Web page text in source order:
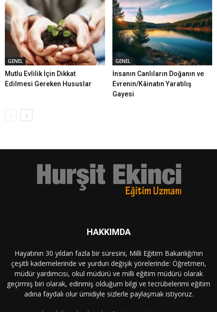
GENEL
Mutlu Evlilik İçin Dikkat
Edilmesi Gereken Hususlar
GENEL
İnsanın Canlıların Doğanın ve
Evrenin/Kâinatın Yaratılış
Gayesi
HAKKIMDA
Hayatının 30 yıldan fazla bir süresini, Milli Eğitim Bakanlığı’nın
çeşitli kademelerinde ve yurdun değişik yörelerinde: Öğretmen,
müdür yardımcısı, okul müdürü ve milli eğitim müdürü olarak
geçirmiş biri olarak, edinmiş olduğum bilgi ve tecrübelerimi eğitim
adına faydalı olur ümidiyle sizlerle paylaşmak istiyoruz.